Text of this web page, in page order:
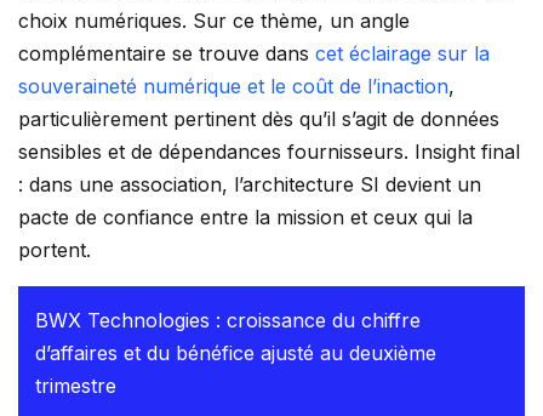
choix numériques. Sur ce thème, un angle
complémentaire se trouve dans cet éclairage sur la
souveraineté numérique et le coût de l’inaction,
particulièrement pertinent dès qu’il s’agit de données
sensibles et de dépendances fournisseurs. Insight final
: dans une association, l’architecture SI devient un
pacte de confiance entre la mission et ceux qui la
portent.
BWX Technologies : croissance du chiffre
d’affaires et du bénéfice ajusté au deuxième
trimestre